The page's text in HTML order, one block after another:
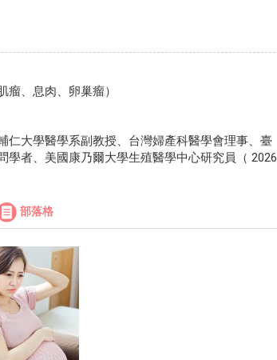
、息肉、卵巢瘤）
仁大學醫學系副教授、台灣婦產科醫學會理事、臺
者、美國康乃爾大學生殖醫學中心研究員（ 2026
部落格